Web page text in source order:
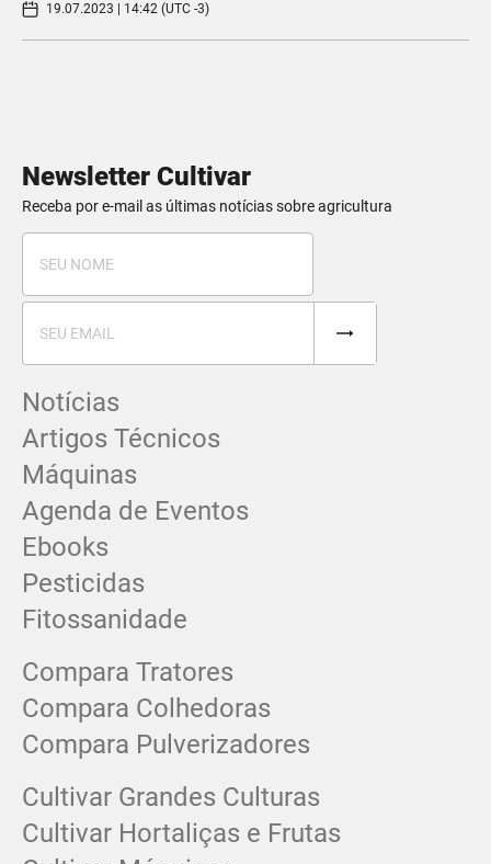
19.07.2023 | 14:42 (UTC -3)
Newsletter Cultivar
Receba por e-mail as últimas notícias sobre agricultura
Notícias
Artigos Técnicos
Máquinas
Agenda de Eventos
Ebooks
Pesticidas
Fitossanidade
Compara Tratores
Compara Colhedoras
Compara Pulverizadores
Cultivar Grandes Culturas
Cultivar Hortaliças e Frutas